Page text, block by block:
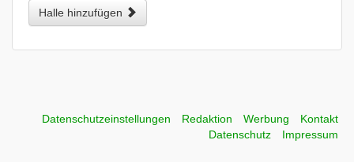
Halle hinzufügen
Datenschutzeinstellungen Redaktion Werbung
Kontakt
Datenschutz
Impressum